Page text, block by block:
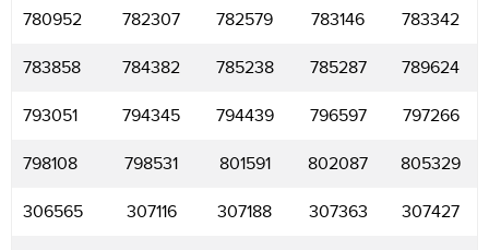
780952 782307 782579 783146 783342
783858 784382 785238 785287 789624
793051 794345 794439 796597 797266
798108 798531 801591 802087 805329
306565 307116 307188 307363 307427